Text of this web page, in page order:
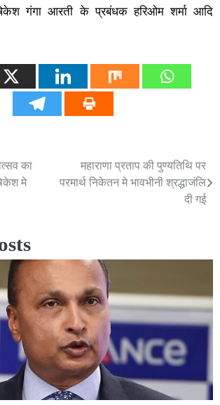
गंगा आरती के प्रबंधक हरिओम शर्मा आदि
का
मे
महाराणा प्रताप की पुण्यतिथि पर
परमार्थ निकेतन मे भावभीनी श्रद्धाजंलि
दी गई